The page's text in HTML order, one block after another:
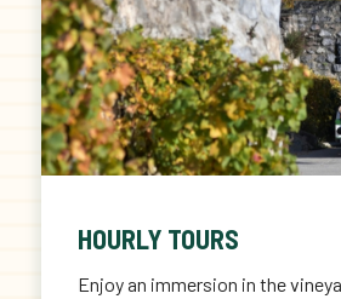
HOURLY TOURS
Enjoy an immersion in the